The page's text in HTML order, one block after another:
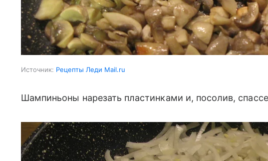
Источник: Рецепты Леди Mail.ru
Шампиньоны нарезать пластинками и, посолив,